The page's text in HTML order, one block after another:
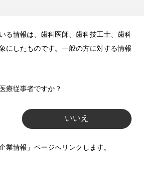
る情報は、歯科医師、歯科技工士、歯科
にしたものです。一般の方に対する情報
療従事者ですか？
いいえ
業情報」ページへリンクします。
無呼吸